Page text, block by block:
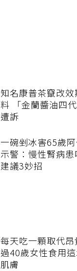
知名康普茶竄改
料 「金蘭醬油四
遭訴
一碗剉冰害65歲
示警：慢性腎病患
建議3妙招
每天吃一顆取代
過40歲女性食用
肌膚